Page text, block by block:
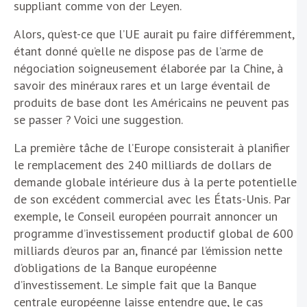
suppliant comme von der Leyen.
Alors, qu’est-ce que l’UE aurait pu faire différemment,
étant donné qu’elle ne dispose pas de l’arme de
négociation soigneusement élaborée par la Chine, à
savoir des minéraux rares et un large éventail de
produits de base dont les Américains ne peuvent pas
se passer ? Voici une suggestion.
La première tâche de l’Europe consisterait à planifier
le remplacement des 240 milliards de dollars de
demande globale intérieure dus à la perte potentielle
de son excédent commercial avec les États-Unis. Par
exemple, le Conseil européen pourrait annoncer un
programme d’investissement productif global de 600
milliards d’euros par an, financé par l’émission nette
d’obligations de la Banque européenne
d’investissement. Le simple fait que la Banque
centrale européenne laisse entendre que, le cas